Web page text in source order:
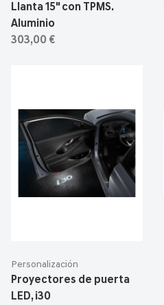
Llanta 15" con TPMS.
Aluminio
303,00 €
Personalización
Proyectores de puerta
LED, i30